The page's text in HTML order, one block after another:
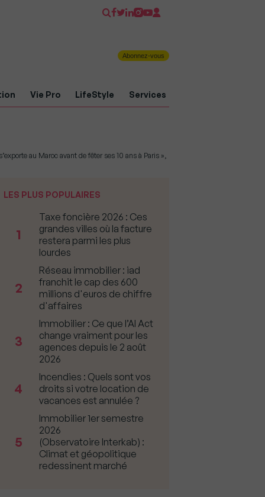
Abonnez-vous
Vie Pro LifeStyle Services
au Maroc avant de fêter ses 10 ans à Paris »,
LES PLUS POPULAIRES
1
Taxe foncière 2026 : Ces
grandes villes où la facture
restera parmi les plus
lourdes
2
Réseau immobilier : iad
franchit le cap des 600
millions d'euros de chiffre
d'affaires
3
Immobilier : Ce que l’AI Act
change vraiment pour les
agences depuis le 2 août
2026
4
Incendies : Quels sont vos
droits si votre location de
vacances est annulée ?
5
Immobilier 1er semestre
2026
(Observatoire Interkab) :
Climat et géopolitique
redessinent marché